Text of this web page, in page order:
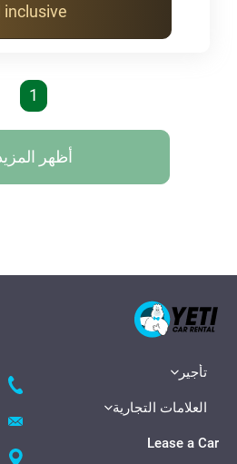
inclusive
1
أظهر
تأجير
العلامات التجارية
Lease a Car